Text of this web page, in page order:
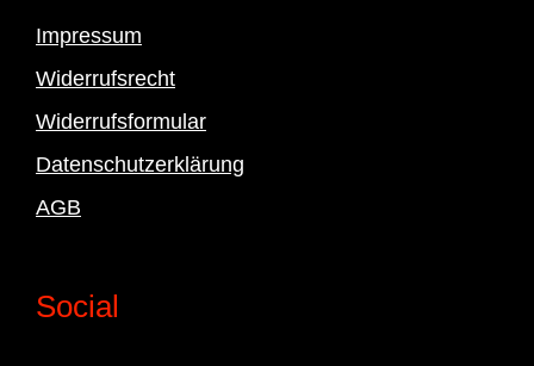
Impressum
Widerrufsrecht
Widerrufsformular
Datenschutzerklärung
AGB
Social